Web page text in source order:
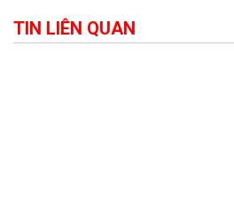
TIN LIÊN QUAN